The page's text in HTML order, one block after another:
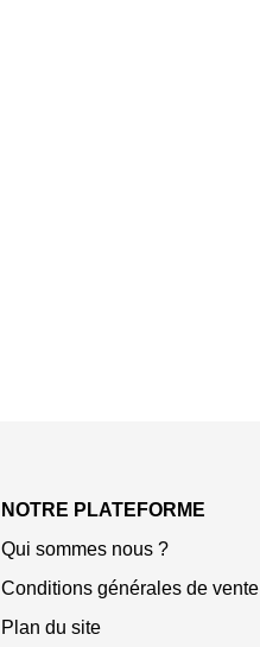
NOTRE PLATEFORME
Qui sommes nous ?
Conditions générales de vente
Plan du site